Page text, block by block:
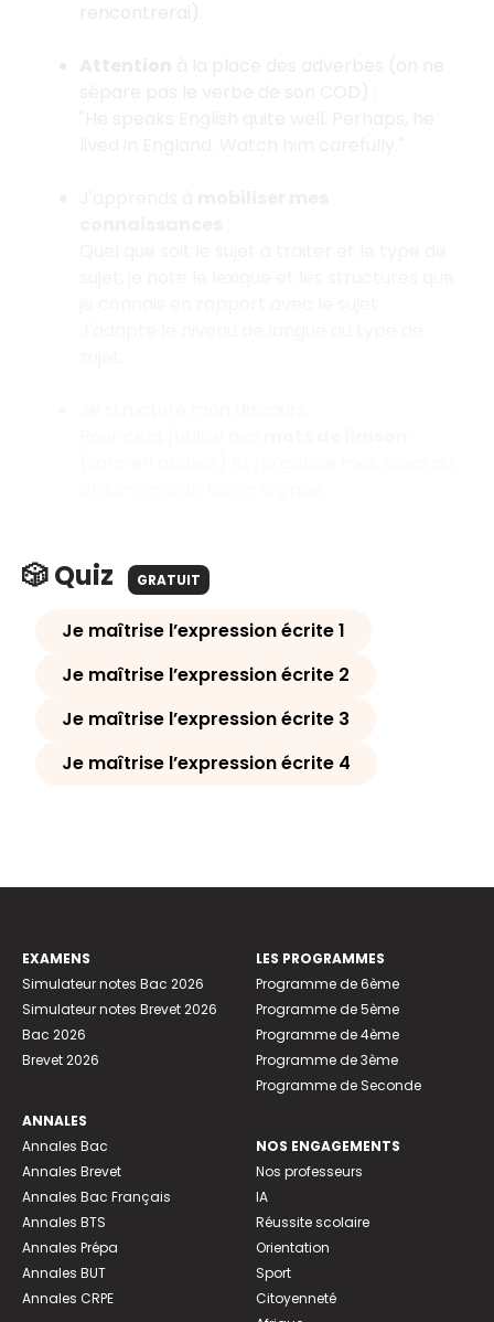
🎲 Quiz GRATUIT
Je maîtrise l’expression écrite 1
Je maîtrise l’expression écrite 2
Je maîtrise l’expression écrite 3
Je maîtrise l’expression écrite 4
EXAMENS
Simulateur notes Bac 2026
Simulateur notes Brevet 2026
Bac 2026
Brevet 2026
ANNALES
Annales Bac
Annales Brevet
Annales Bac Français
Annales BTS
Annales Prépa
Annales BUT
Annales CRPE
LES PROGRAMMES
Programme de 6ème
Programme de 5ème
Programme de 4ème
Programme de 3ème
Programme de Seconde
NOS ENGAGEMENTS
Nos professeurs
IA
Réussite scolaire
Orientation
Sport
Citoyenneté